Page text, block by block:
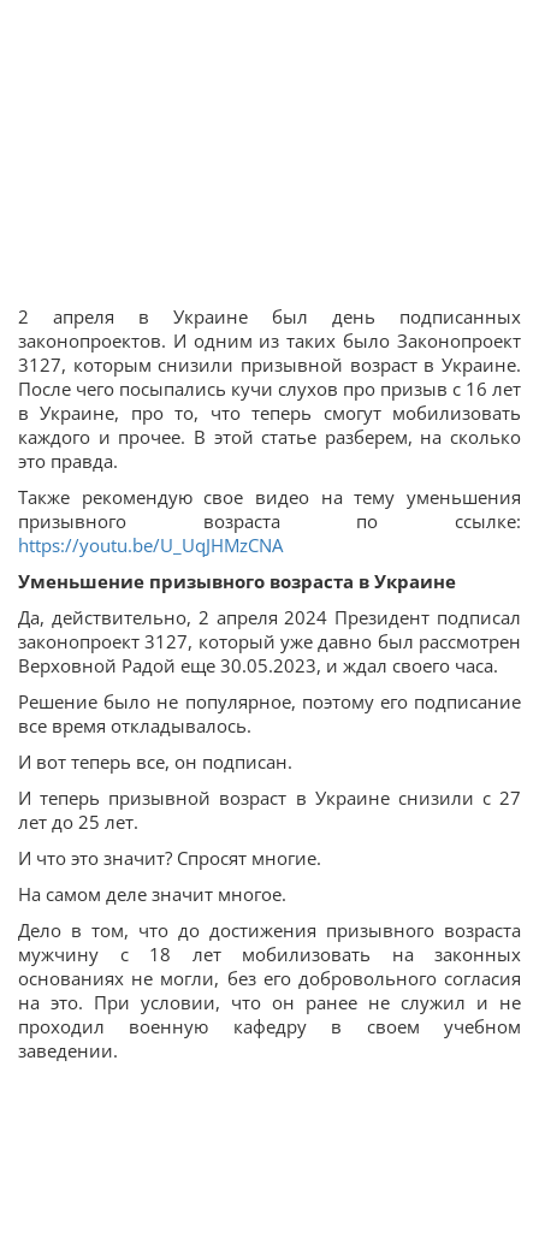
2 апреля в Украине был день подписанных
законопроектов. И одним из таких было Законопроект
3127, которым снизили призывной возраст в Украине.
После чего посыпались кучи слухов про призыв с 16 лет
в Украине, про то, что теперь смогут мобилизовать
каждого и прочее. В этой статье разберем, на сколько
это правда.
Также рекомендую свое видео на тему уменьшения
призывного возраста по ссылке:
https://youtu.be/U_UqJHMzCNA
Уменьшение призывного возраста в Украине
Да, действительно, 2 апреля 2024 Президент подписал
законопроект 3127, который уже давно был рассмотрен
Верховной Радой еще 30.05.2023, и ждал своего часа.
Решение было не популярное, поэтому его подписание
все время откладывалось.
И вот теперь все, он подписан.
И теперь призывной возраст в Украине снизили с 27
лет до 25 лет.
И что это значит? Спросят многие.
На самом деле значит многое.
Дело в том, что до достижения призывного возраста
мужчину с 18 лет мобилизовать на законных
основаниях не могли, без его добровольного согласия
на это. При условии, что он ранее не служил и не
проходил военную кафедру в своем учебном
заведении.